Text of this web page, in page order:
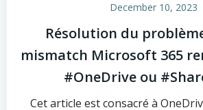
December 10, 2023
Résolution du
mismatch Microsoft 365
#OneDrive ou
Cet article est consacré à